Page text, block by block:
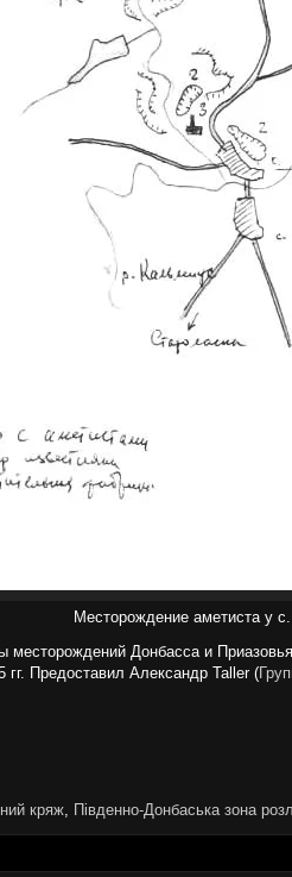
Месторождение аметиста у
Донбасса и
Предоставил Александр Taller (
кряж Південно-Донбаська зона